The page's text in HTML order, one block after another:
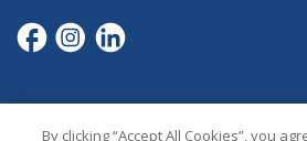
By clicking “Accept All Cookies”, you